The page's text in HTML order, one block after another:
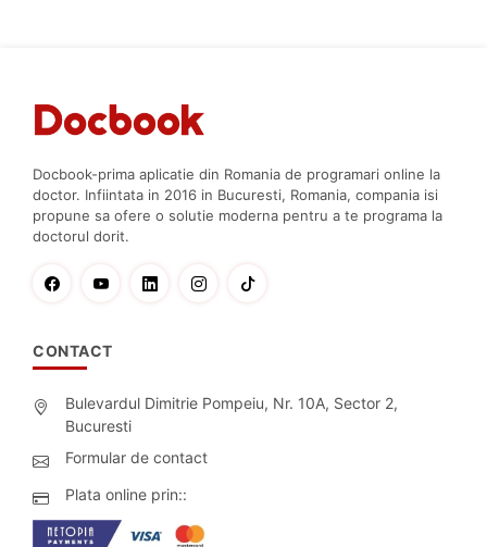
Docbook-prima aplicatie din Romania de programari online la
doctor. Infiintata in 2016 in Bucuresti, Romania, compania isi
propune sa ofere o solutie moderna pentru a te programa la
doctorul dorit.
CONTACT
Bulevardul Dimitrie Pompeiu, Nr. 10A, Sector 2,
Bucuresti
Formular de contact
Plata online prin::